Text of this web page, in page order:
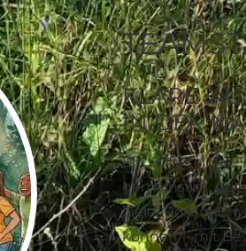
KLARE
IN DER
Ein Offsite für
gemeinsam
Ziele, Rollen,
können – mit